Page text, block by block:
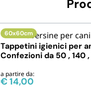
60x60cm
Tappetini igienici per
Confezioni da 50 , 140
a partire da:
€14,00